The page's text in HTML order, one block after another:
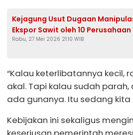
Kejagung Usut Dugaan
Ekspor Sawit oleh 10 Perusahaan
Rabu, 27 Mei 2026 21:10 WIB
“Kalau keterlibatannya kecil,
akal. Tapi kalau sudah
ada gunanya. Itu sedang kita
Kebijakan ini sekaligus